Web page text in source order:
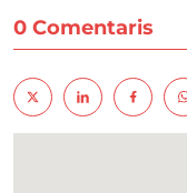
0 Comentaris